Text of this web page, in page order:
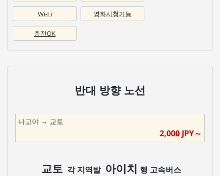
Wi-Fi 영화시청가능
충전OK
반대 방향 노선
나고야 → 교토
2,000 JPY～
교토 각 지역발 아이치 행 고속버스